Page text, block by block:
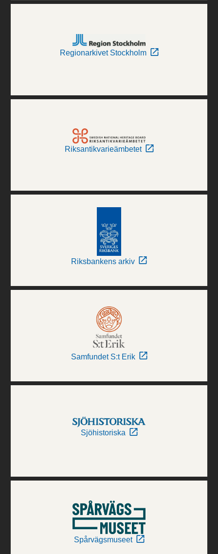
Regionarkivet Stockholm
Riksantikvarieämbetet
Riksbankens arkiv
Samfundet S:t Erik
Sjöhistoriska
Spårvägsmuseet